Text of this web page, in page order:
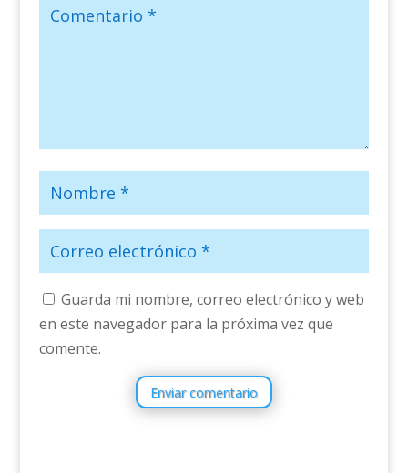
Guarda mi nombre, correo electrónico y web
en este navegador para la próxima vez que
comente.
Enviar comentario